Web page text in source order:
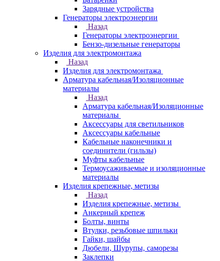
Зарядные устройства
Генераторы электроэнергии
Назад
Генераторы электроэнергии
Бензо-дизельные генераторы
Изделия для электромонтажа
Назад
Изделия для электромонтажа
Арматура кабельная/Изоляционные
материалы
Назад
Арматура кабельная/Изоляционные
материалы
Аксессуары для светильников
Аксессуары кабельные
Кабельные наконечники и
соединители (гильзы)
Муфты кабельные
Термоусаживаемые и изоляционные
материалы
Изделия крепежные, метизы
Назад
Изделия крепежные, метизы
Анкерный крепеж
Болты, винты
Втулки, резьбовые шпильки
Гайки, шайбы
Дюбели, Шурупы, саморезы
Заклепки